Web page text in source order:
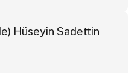
Hüseyin Sadettin